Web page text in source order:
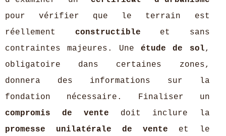
pour vérifier que le terrain est
réellement constructible et sans
contraintes majeures. Uneétude de sol,
obligatoire dans certaines zones,
donnera des informations sur la
fondation nécessaire. Finaliser un
compromis de vente doit inclure la
promesse unilatérale de vente et le